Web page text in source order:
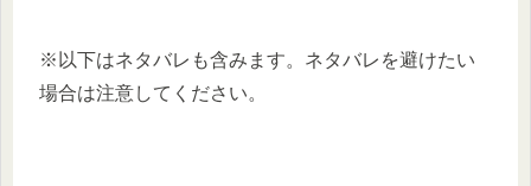
※以下はネタバレも含みます。ネタバレを避けたい
場合は注意してください。